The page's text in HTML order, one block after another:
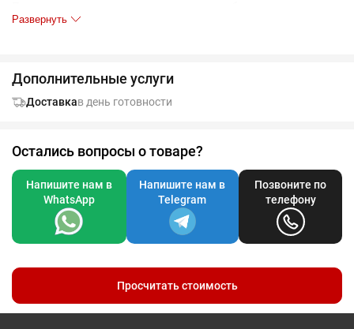
картона.
Развернуть
Дополнительные услуги
Доставкав день готовности
Остались вопросы о товаре?
Напишите нам в
WhatsApp
Напишите нам в
Telegram
Позвоните по
телефону
Просчитать стоимость